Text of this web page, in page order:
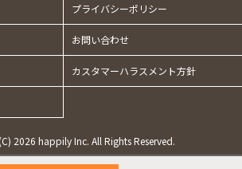
プライバシーポリシー
お問い合わせ
カスタマーハラスメント方針
2026 happily Inc. All Rights Reserved.